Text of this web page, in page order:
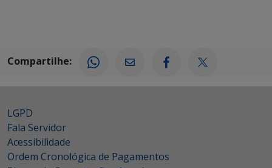
Compartilhe:
LGPD
Fala Servidor
Acessibilidade
Ordem Cronológica de Pagamentos